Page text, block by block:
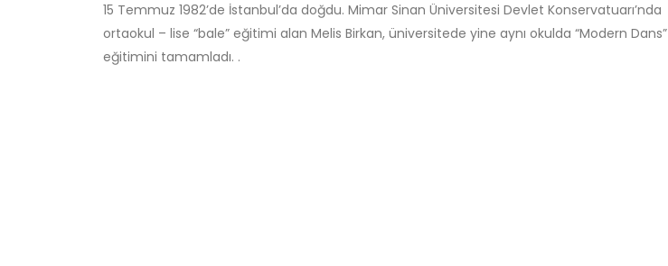
15 Temmuz 1982’de İstanbul’da doğdu. Mimar Sinan Üniversitesi Devlet Konservatuarı’nda
ortaokul – lise “bale” eğitimi alan Melis Birkan, üniversitede yine aynı okulda “Modern Dans”
eğitimini tamamladı. .